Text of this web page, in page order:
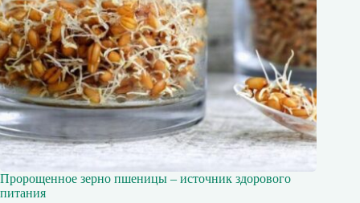
Пророщенное зерно пшеницы – источник здорового
питания